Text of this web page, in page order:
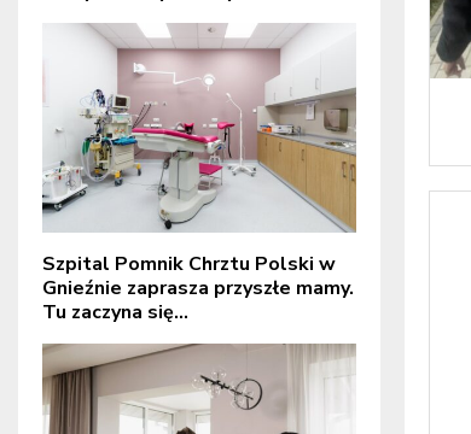
Szpital Pomnik Chrztu Polski w
Gnieźnie zaprasza przyszłe mamy.
Tu zaczyna się...